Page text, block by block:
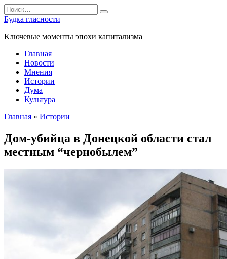
Перейти
к
содержанию
Search
for:
Будка гласности
Ключевые моменты эпохи капитализма
Главная
Новости
Мнения
Истории
Дума
Культура
Главная » Истории
Дом-убийца в Донецкой области стал
местным “чернобылем”